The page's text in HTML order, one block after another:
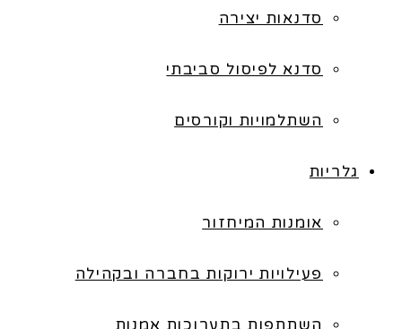
סדנאות יצירה
סדנא לפיסול סביבתי
השתלמויות וקורסים
גלריות
אומנות המיחזור
פעילויות ירוקות בחברה ובקהילה
השתתפות בתערוכות אמנות